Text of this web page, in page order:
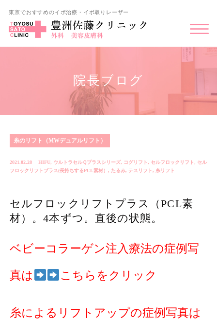
東京でおすすめのイボ治療・イボ取りレーザー
院長ブログ
糸のリフト（MWデュアルリフト）
2021.02.28 HIFU, ウルトラセルＱプラスシリーズ, コグリフト, セルフロックリフト, セル
フロックリフトプラス(長持ちするPCL素材） , たるみ, テスリフト, 糸リフト
セルフロックリフトプラス（PCL素
材）。4本ずつ。直後の状態。
ベビーコラーゲン注入療法の症例写
真は こちらをクリック
糸によるリフトアップの症例写真は